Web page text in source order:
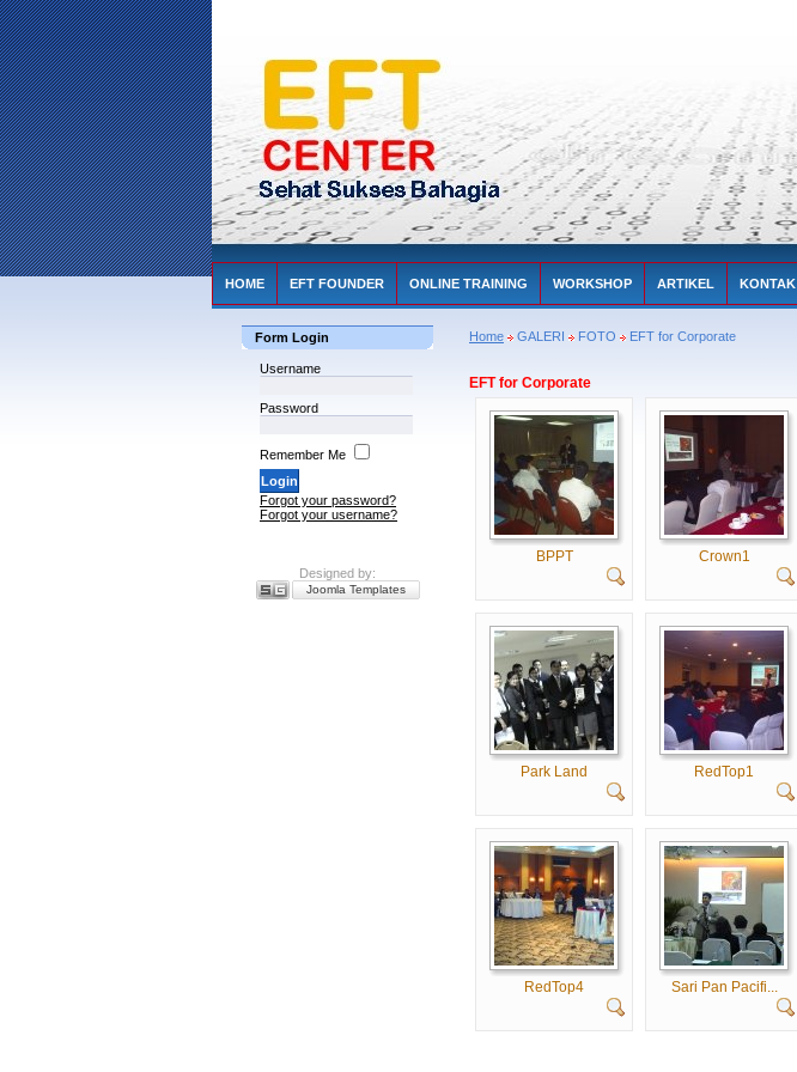
HOME EFT FOUNDER ONLINE TRAINING WORKSHOP ARTIKEL KONTAK
Form Login
Username
Password
Remember Me
Forgot your password?
Forgot your username?
Designed by:
Joomla Templates
Home GALERI FOTO EFT for Corporate
EFT for Corporate
BPPT Crown1
Park Land RedTop1
RedTop4 Sari Pan Pacifi...